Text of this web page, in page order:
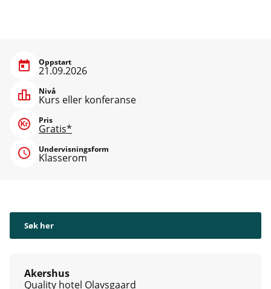
Oppstart
21.09.2026
Nivå
Kurs eller konferanse
Pris
Gratis*
Undervisningsform
Klasserom
Søk her
Akershus
Quality hotel Olavsgaard